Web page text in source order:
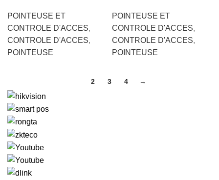
POINTEUSE ET
CONTROLE D'ACCES,
CONTROLE D'ACCES,
POINTEUSE
POINTEUSE ET
CONTROLE D'ACCES,
CONTROLE D'ACCES,
POINTEUSE
2 3 4 →